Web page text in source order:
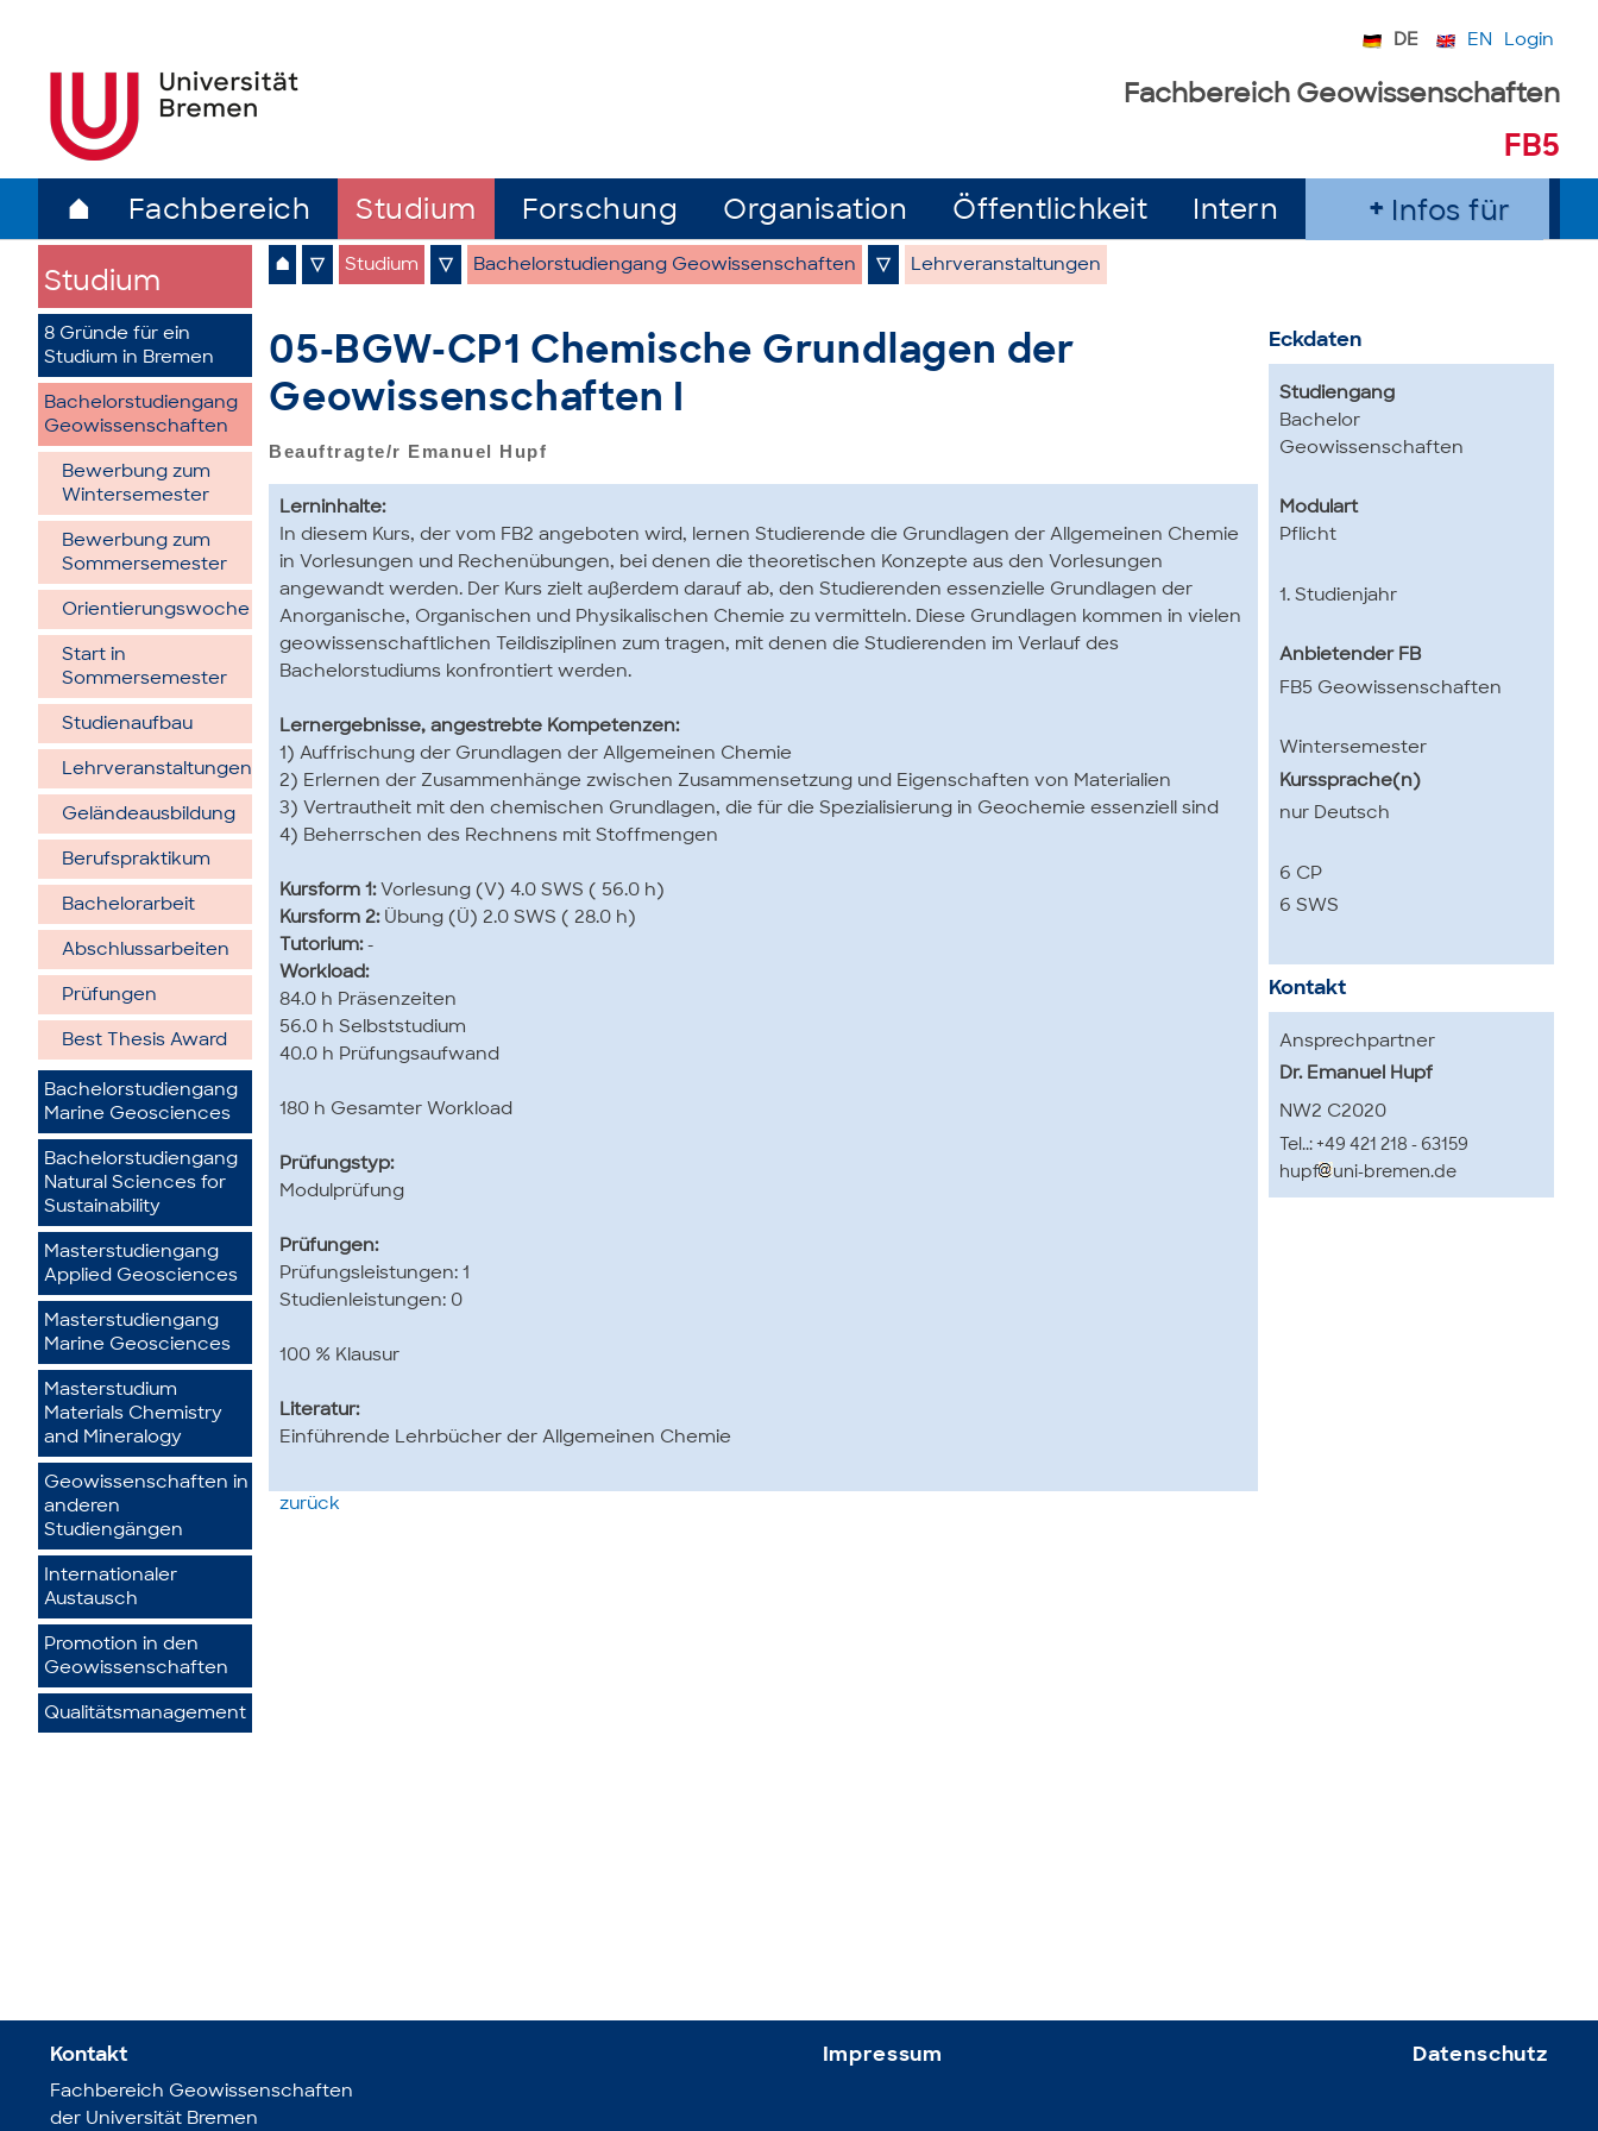
DE EN Login
Fachbereich Geowissenschaften
FB5
⌂ Fachbereich Studium Forschung Organisation Öffentlichkeit Intern Infos für
Studium
8 Gründe für ein
Studium in Bremen
Bachelorstudiengang
Geowissenschaften
Bewerbung zum
Wintersemester
Bewerbung zum
Sommersemester
Orientierungswoche
Start in
Sommersemester
Studienaufbau
Lehrveranstaltungen
Geländeausbildung
Berufspraktikum
Bachelorarbeit
Abschlussarbeiten
Prüfungen
Best Thesis Award
Bachelorstudiengang
Marine Geosciences
Bachelorstudiengang
Natural Sciences for
Sustainability
Masterstudiengang
Applied Geosciences
Masterstudiengang
Marine Geosciences
Masterstudium
Materials Chemistry
and Mineralogy
Geowissenschaften in
anderen
Studiengängen
Internationaler
Austausch
Promotion in den
Geowissenschaften
Qualitätsmanagement
⌂ ▽ Studium ▽ Bachelorstudiengang Geowissenschaften ▽ Lehrveranstaltungen
05-BGW-CP1 Chemische Grundlagen der
Geowissenschaften I
Beauftragte/r Emanuel Hupf
Lerninhalte:
In diesem Kurs, der vom FB2 angeboten wird, lernen Studierende die Grundlagen der Allgemeinen Chemie
in Vorlesungen und Rechenübungen, bei denen die theoretischen Konzepte aus den Vorlesungen
angewandt werden. Der Kurs zielt außerdem darauf ab, den Studierenden essenzielle Grundlagen der
Anorganische, Organischen und Physikalischen Chemie zu vermitteln. Diese Grundlagen kommen in vielen
geowissenschaftlichen Teildisziplinen zum tragen, mit denen die Studierenden im Verlauf des
Bachelorstudiums konfrontiert werden.
Lernergebnisse, angestrebte Kompetenzen:
1) Auffrischung der Grundlagen der Allgemeinen Chemie
2) Erlernen der Zusammenhänge zwischen Zusammensetzung und Eigenschaften von Materialien
3) Vertrautheit mit den chemischen Grundlagen, die für die Spezialisierung in Geochemie essenziell sind
4) Beherrschen des Rechnens mit Stoffmengen
Kursform 1: Vorlesung (V) 4.0 SWS ( 56.0 h)
Kursform 2: Übung (Ü) 2.0 SWS ( 28.0 h)
Tutorium:-
Workload:
84.0 h Präsenzeiten
56.0 h Selbststudium
40.0 h Prüfungsaufwand
180 h Gesamter Workload
Prüfungstyp:
Modulprüfung
Prüfungen:
Prüfungsleistungen: 1
Studienleistungen: 0
100 % Klausur
Literatur:
Einführende Lehrbücher der Allgemeinen Chemie
zurück
Eckdaten
Studiengang
Bachelor
Geowissenschaften
Modulart
Pflicht
1. Studienjahr
Anbietender FB
FB5 Geowissenschaften
Wintersemester
Kurssprache(n)
nur Deutsch
6 CP
6 SWS
Kontakt
Ansprechpartner
Dr. Emanuel Hupf
NW2 C2020
Tel..: +49 421 218 - 63159
hupf
uni-bremen.de
Kontakt
Fachbereich Geowissenschaften
der Universität Bremen
Impressum Datenschutz